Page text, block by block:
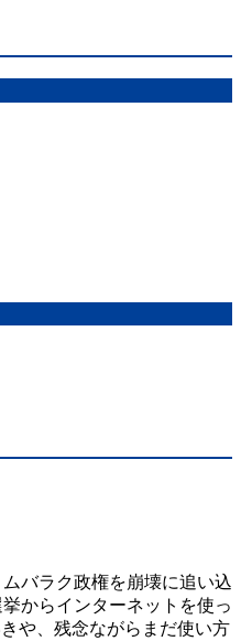
バラク政権を崩壊に追い込
からインターネットを使っ
や、残念ながらまだ使い方